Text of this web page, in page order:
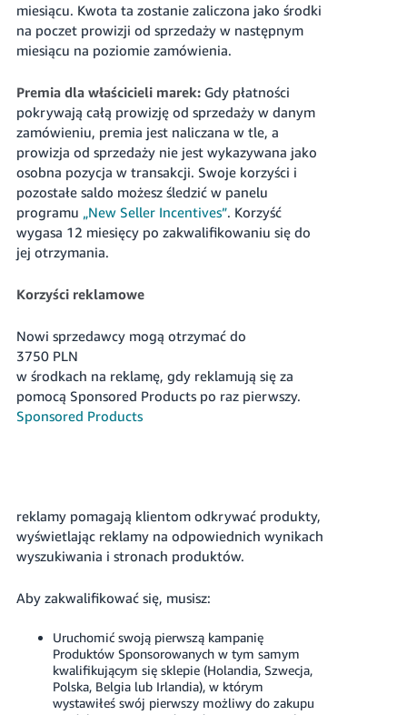
miesiącu. Kwota ta zostanie zaliczona jako środki
na poczet prowizji od sprzedaży w następnym
miesiącu na poziomie zamówienia.
Premia dla właścicieli marek: Gdy płatności
pokrywają całą prowizję od sprzedaży w danym
zamówieniu, premia jest naliczana w tle, a
prowizja od sprzedaży nie jest wykazywana jako
osobna pozycja w transakcji. Swoje korzyści i
pozostałe saldo możesz śledzić w panelu
programu „New Seller Incentives”. Korzyść
wygasa 12 miesięcy po zakwalifikowaniu się do
jej otrzymania.
Korzyści reklamowe
Nowi sprzedawcy mogą otrzymać do
3750 PLN
w środkach na reklamę, gdy reklamują się za
pomocą Sponsored Products po raz pierwszy.
Sponsored Products
reklamy pomagają klientom odkrywać produkty,
wyświetlając reklamy na odpowiednich wynikach
wyszukiwania i stronach produktów.
Aby zakwalifikować się, musisz:
Uruchomić swoją pierwszą kampanię
Produktów Sponsorowanych w tym samym
kwalifikującym się sklepie (Holandia, Szwecja,
Polska, Belgia lub Irlandia), w którym
wystawiłeś swój pierwszy możliwy do zakupu